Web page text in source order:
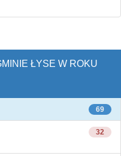
ŁYSE W ROKU
69
32